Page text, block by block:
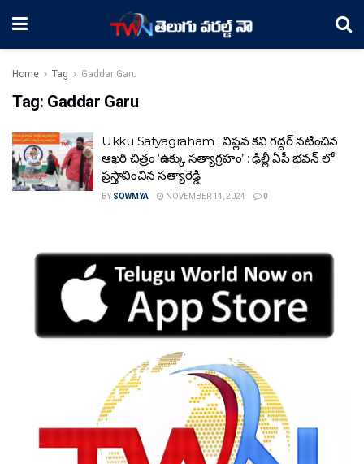
Home Tag Gaddar Garu
Tag: Gaddar Garu
Ukku Satyagraham : విప్లవ కవి గద్దర్ నటించిన
ఆఖరి చిత్రం ‘ఉక్కు సత్యాగ్రహం’ : ఢిల్లీ ఏపీ భవన్ లో
ప్రస్తావించిన సత్యారెడ్డి
BY SOWMYA NOVEMBER 14, 2024 0